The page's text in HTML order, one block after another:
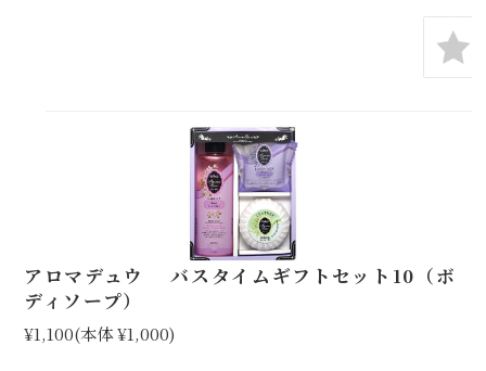
アロマデュウ バスタイムギフトセット10（ボ
ディソープ）
¥1,100(本体 ¥1,000)